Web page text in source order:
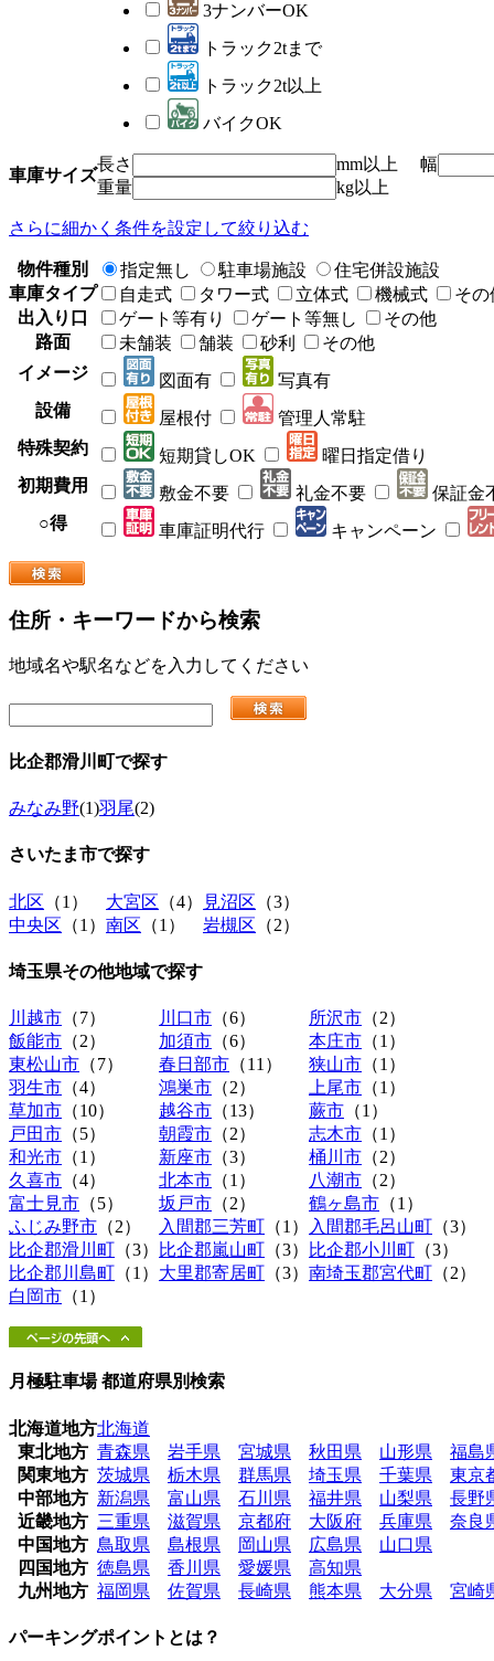
3ナンバーOK
トラック2tまで
トラック2t以上
バイクOK
車庫サイズ
長さ mm以上 幅
重量
kg以上
さらに細かく条件を設定して絞り込む
物件種別 指定無し 駐車場施設
住宅併設施設
車庫タイプ
自走式 タワー式 立体式 機械式
その
出入り口
ゲート等有り ゲート等無し
その他
路面
未舗装 舗装 砂利
その他
イメージ
図面有
写真有
設備
屋根付
管理人常駐
特殊契約
短期貸しOK
曜日指定借り
初期費用
敷金不要 礼金不要 保証金
○得
車庫証明代行 キャンペーン
住所・キーワードから検索
地域名や駅名などを入力してください
比企郡滑川町で探す
みなみ野(1)羽尾(2)
さいたま市で探す
北区 （1） 大宮区 （4） 見沼区 （3）
中央区 （1） 南区 （1） 岩槻区 （2）
埼玉県その他地域で探す
川越市 （7） 川口市 （6） 所沢市 （2）
飯能市 （2） 加須市 （6） 本庄市 （1）
東松山市 （7） 春日部市 （11） 狭山市 （1）
羽生市 （4） 鴻巣市 （2） 上尾市 （1）
草加市 （10） 越谷市 （13） 蕨市 （1）
戸田市 （5） 朝霞市 （2） 志木市 （1）
和光市 （1） 新座市 （3） 桶川市 （2）
久喜市 （4） 北本市 （1） 八潮市 （2）
富士見市 （5） 坂戸市 （2） 鶴ヶ島市 （1）
ふじみ野市 （2） 入間郡三芳町 （1） 入間郡毛呂山町 （3）
比企郡滑川町 （3） 比企郡嵐山町 （3） 比企郡小川町 （3）
比企郡川島町 （1） 大里郡寄居町 （3） 南埼玉郡宮代町 （2）
白岡市 （1）
月極駐車場 都道府県別検索
北海道地方北海道
東北地方 青森県 岩手県 宮城県 秋田県 山形県
福島
関東地方 茨城県 栃木県 群馬県 埼玉県 千葉県 東京
中部地方 新潟県 富山県 石川県 福井県 山梨県 長野
近畿地方 三重県 滋賀県 京都府 大阪府 兵庫県 奈良
中国地方 鳥取県 島根県 岡山県 広島県
山口県
四国地方 徳島県 香川県 愛媛県
高知県
九州地方 福岡県 佐賀県 長崎県 熊本県 大分県 宮崎
パーキングポイントとは？